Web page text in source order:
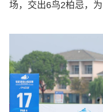
场，交出6鸟2柏忌，